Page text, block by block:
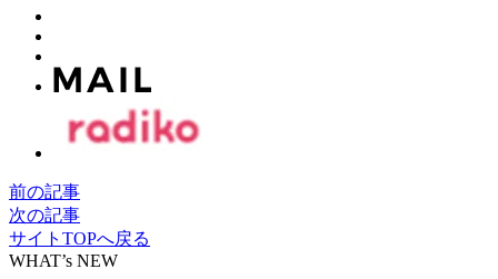
前の記事
次の記事
サイトTOPへ戻る
WHAT’s NEW